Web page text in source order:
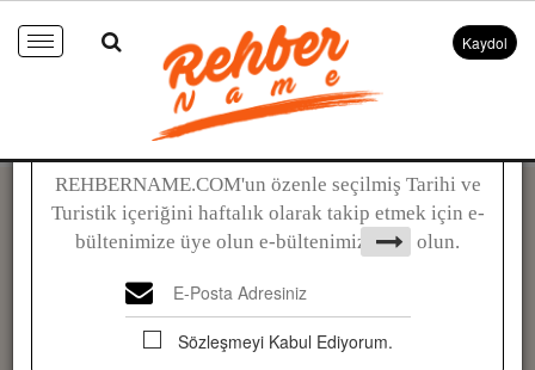
Toggle
Kaydol
Gurme
Merzifon’dan Doğan Eşsiz Lezzet:
Topuz Kebabı
İlk Öğrenen Siz Olun !!
REHBERNAME.COM'un özenle seçilmiş Tarihi ve
Turistik içeriğini haftalık olarak takip etmek için e-
bültenimize üye olun e-bültenimize üye olun.
Sözleşmeyi Kabul Ediyorum.